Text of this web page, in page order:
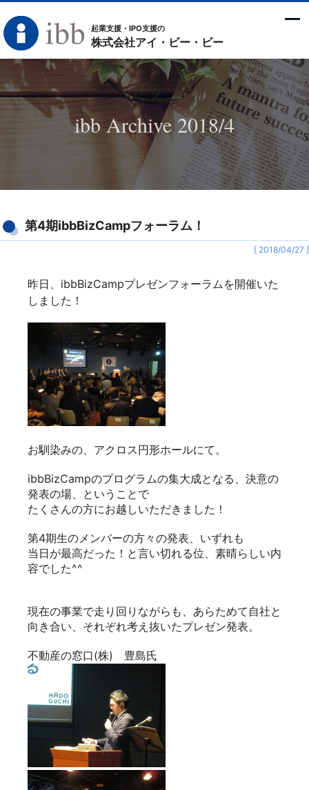
起業支援・IPO支援の
株式会社アイ・ビー・ビー
ibb Archive 2018/4
第4期ibbBizCampフォーラム！
[ 2018/04/27 ]
昨日、ibbBizCampプレゼンフォーラムを開催いた
しました！
お馴染みの、アクロス円形ホールにて。
ibbBizCampのプログラムの集大成となる、決意の
発表の場、ということで
たくさんの方にお越しいただきました！
第4期生のメンバーの方々の発表、いずれも
当日が最高だった！と言い切れる位、素晴らしい内
容でした^^
現在の事業で走り回りながらも、あらためて自社と
向き合い、それぞれ考え抜いたプレゼン発表。
不動産の窓口(株) 豊島氏